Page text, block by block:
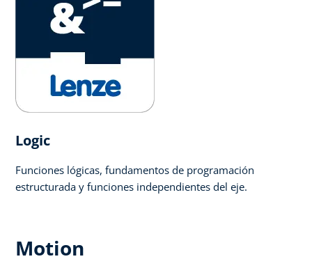
Logic​
Funciones lógicas, fundamentos de programación
estructurada y funciones independientes del eje.
Motion